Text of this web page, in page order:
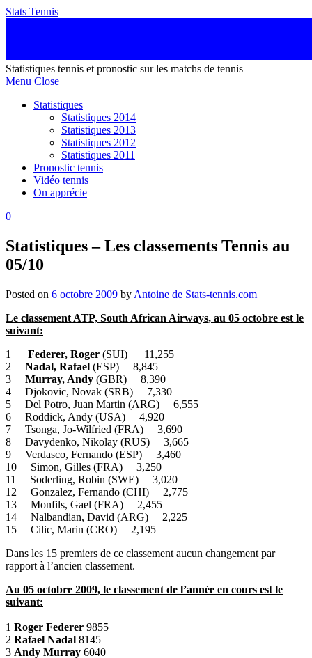
Stats Tennis
Statistiques tennis et pronostic sur les matchs de tennis
Menu Close
Statistiques
Statistiques 2014
Statistiques 2013
Statistiques 2012
Statistiques 2011
Pronostic tennis
Vidéo tennis
On apprécie
0
Statistiques – Les classements Tennis au
05/10
Posted on 6 octobre 2009 by Antoine de Stats-tennis.com
Le classement ATP, South African Airways, au 05 octobre est le
suivant:
1 Federer, Roger (SUI) 11,255
2 Nadal, Rafael (ESP) 8,845
3 Murray, Andy (GBR) 8,390
4 Djokovic, Novak (SRB) 7,330
5 Del Potro, Juan Martin (ARG) 6,555
6 Roddick, Andy (USA) 4,920
7 Tsonga, Jo-Wilfried (FRA) 3,690
8 Davydenko, Nikolay (RUS) 3,665
9 Verdasco, Fernando (ESP) 3,460
10 Simon, Gilles (FRA) 3,250
11 Soderling, Robin (SWE) 3,020
12 Gonzalez, Fernando (CHI) 2,775
13 Monfils, Gael (FRA) 2,455
14 Nalbandian, David (ARG) 2,225
15 Cilic, Marin (CRO) 2,195
Dans les 15 premiers de ce classement aucun changement par
rapport à l’ancien classement.
Au 05 octobre 2009, le classement de l’année en cours est le
suivant:
1 Roger Federer 9855
2 Rafael Nadal 8145
3 Andy Murray 6040